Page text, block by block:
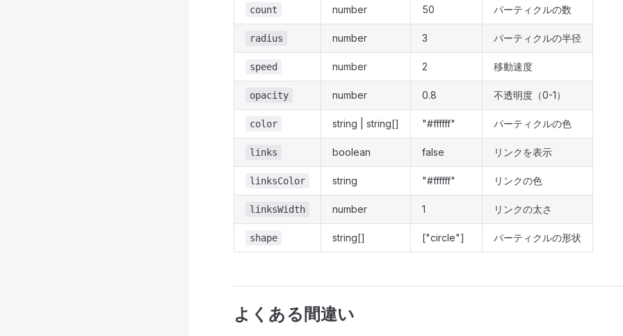
count number 50 パーティクルの数
radius number 3 パーティクルの半径
speed number 2 移動速度
opacity number 0.8 不透明度（0-1）
color string | string[] "#ffffff" パーティクルの色
links boolean false リンクを表示
linksColor string "#ffffff" リンクの色
linksWidth number 1 リンクの太さ
shape string[] ["circle"] パーティクルの形状
よくある間違い